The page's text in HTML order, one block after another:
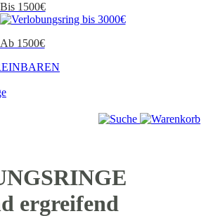
Bis 1500€
Ab 1500€
ergreifend